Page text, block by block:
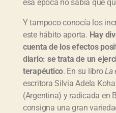
esa época no sabía que
Y tampoco conocía los
este hábito aporta. Hay
cuenta de los efectos
diario: se trata de un
terapéutico. En su libroLa
escritora Silvia Adela
(Argentina) y radicada en
consigna una gran